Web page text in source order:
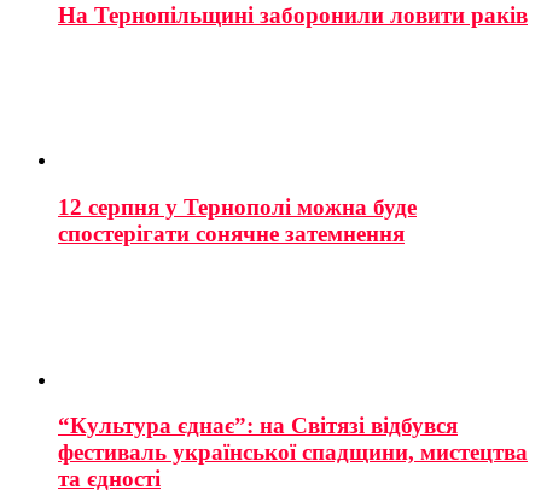
На Тернопільщині заборонили ловити раків
12 серпня у Тернополі можна буде
спостерігати сонячне затемнення
“Культура єднає”: на Світязі відбувся
фестиваль української спадщини, мистецтва
та єдності